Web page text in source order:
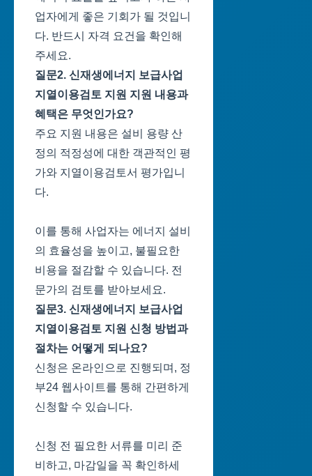
업자에게 좋은 기회가 될 것입니
다. 반드시 자격 요건을 확인해
주세요.
질문2. 신재생에너지 보급사업
지열이용검토 지원 지원 내용과
혜택은 무엇인가요?
주요 지원 내용은 설비 용량 산
정의 적정성에 대한 객관적인 평
가와 지열이용검토서 평가입니
다.
이를 통해 사업자는 에너지 설비
의 효율성을 높이고, 불필요한
비용을 절감할 수 있습니다. 전
문가의 검토를 받아보세요.
질문3. 신재생에너지 보급사업
지열이용검토 지원 신청 방법과
절차는 어떻게 되나요?
신청은 온라인으로 진행되며, 정
부24 웹사이트를 통해 간편하게
신청할 수 있습니다.
신청 전 필요한 서류를 미리 준
비하고, 마감일을 꼭 확인하세